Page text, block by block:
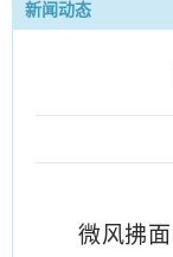
新闻动态
微风拂面